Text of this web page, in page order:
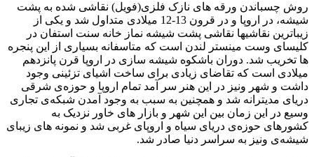
روش چسباندن ورقه های نازک فلزی(فویل) نقاشی شده به پشت
شیشه، در اروپا و در قرون 13-12 میلادی متداول شد و یکی از
زیباترین نقاشیها نقاشی پشت شیشه نماز خانه سنت استفان در
کلیسای وست مینستر لندن است که متاسفانه بسیاری از این پنجره
ها تخریب شد. دوران باشکوه شیشه سازی در اروپا قرن پانزدهم
میلادی است که تقاضای زیادی برای ساخت اشیای تزئینی وجود
داشت و شهر ونیز در این هنر سر آمد تمام اروپا و حوزه‌ی شرقی
دریای مدیترانه شد و همچنین به سبب به وجود آمدن شبکه‌ی تجاری
وسیع در این زمان بین این شهر و بازار های خاور نزدیک به
کشورهای حوزه‌ی دریای سیاه و اروپای غربی شد و نمونه های زیبای
شیشه‌ی ونیز به سراسر دنیا صادر شد.